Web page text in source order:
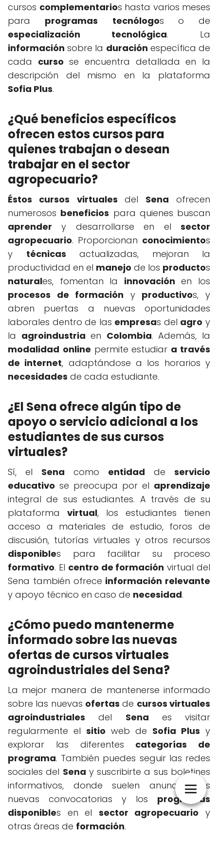
cursos complementarios hasta varios meses
para programas tecnólogos o de
especialización tecnológica. La
información sobre la duración específica de
cada curso se encuentra detallada en la
descripción del mismo en la plataforma
Sofia Plus.
¿Qué beneficios específicos
ofrecen estos cursos para
quienes trabajan o desean
trabajar en el sector
agropecuario?
Éstos cursos virtuales del Sena ofrecen
numerosos beneficios para quienes buscan
aprender y desarrollarse en el sector
agropecuario. Proporcionan conocimientos
y técnicas actualizadas, mejoran la
productividad en el manejo de los productos
naturales, fomentan la innovación en los
procesos de formación y productivos, y
abren puertas a nuevas oportunidades
laborales dentro de las empresas del agro y
la agroindustria en Colombia. Además, la
modalidad online permite estudiar a través
de internet, adaptándose a los horarios y
necesidades de cada estudiante.
¿El Sena ofrece algún tipo de
apoyo o servicio adicional a los
estudiantes de sus cursos
virtuales?
Sí, el Sena como entidad de servicio
educativo se preocupa por el aprendizaje
integral de sus estudiantes. A través de su
plataforma virtual, los estudiantes tienen
acceso a materiales de estudio, foros de
discusión, tutorías virtuales y otros recursos
disponibles para facilitar su proceso
formativo. El centro de formación virtual del
Sena también ofrece información relevante
y apoyo técnico en caso de necesidad.
¿Cómo puedo mantenerme
informado sobre las nuevas
ofertas de cursos virtuales
agroindustriales del Sena?
La mejor manera de mantenerse informado
sobre las nuevas ofertas de cursos virtuales
agroindustriales del Sena es visitar
regularmente el sitio web de Sofia Plus y
explorar las diferentes categorías de
programa. También puedes seguir las redes
sociales del Sena y suscribirte a sus boletines
informativos, donde suelen anunciar las
nuevas convocatorias y los programas
disponibles en el sector agropecuario y
otras áreas de formación.